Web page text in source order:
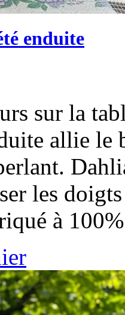
enduite
sur la
allie le
les
à